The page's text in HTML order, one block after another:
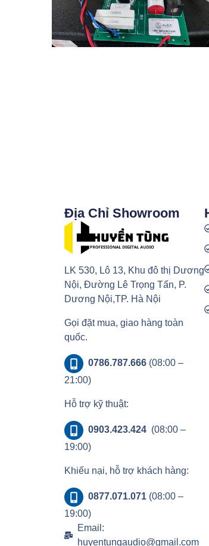
Địa Chỉ Showroom
LK 530, Lô 13, Khu đô thị Dương
Nội, Đường Lê Trọng Tấn, P.
Dương Nội,TP. Hà Nội
Gọi đặt mua, giao hàng toàn
quốc.
0786.787.666(08:00 –
21:00)
Hỗ trợ kỹ thuật:
0903.423.424 (08:00 –
19:00)
Khiếu nại, hỗ trợ khách hàng:
0877.071.071(08:00 –
19:00)
Email:
huyentungaudio@gmail.com